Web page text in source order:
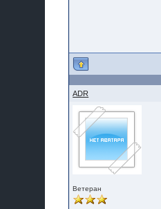
ADR
Ветеран